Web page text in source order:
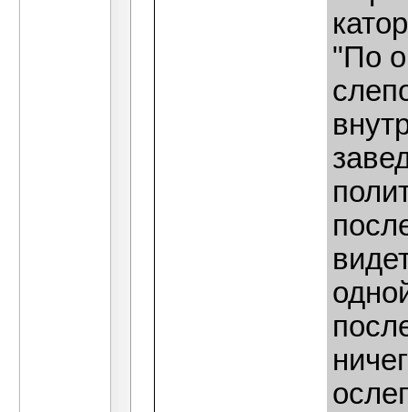
"По